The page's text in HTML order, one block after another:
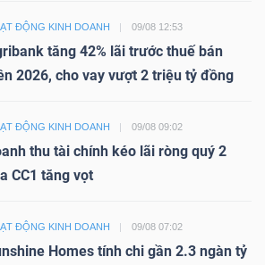
ĐỘNG KINH DOANH 09/08 12:53
tăng 42% lãi trước thuế bán
2026, cho vay vượt 2 triệu tỷ đồng
ĐỘNG KINH DOANH 09/08 09:02
thu tài chính kéo lãi ròng quý 2
CC1 tăng vọt
ĐỘNG KINH DOANH 09/08 07:02
Homes tính chi gần 2.3 ngàn tỷ